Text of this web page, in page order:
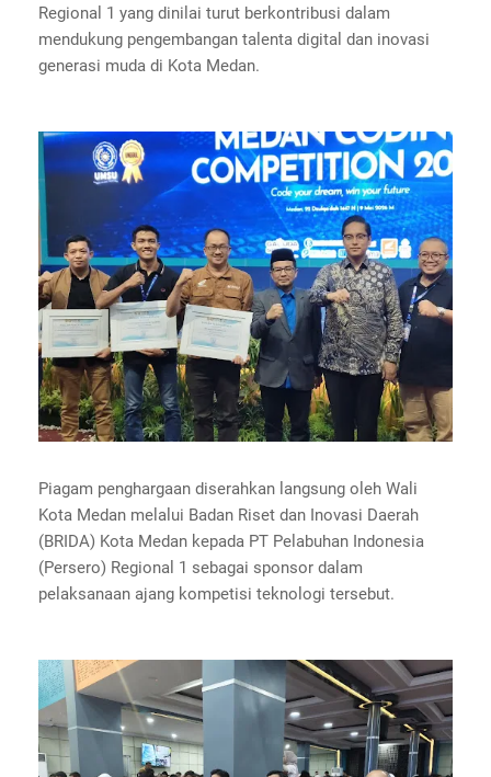
Regional 1 yang dinilai turut berkontribusi dalam
mendukung pengembangan talenta digital dan inovasi
generasi muda di Kota Medan.
Piagam penghargaan diserahkan langsung oleh Wali
Kota Medan melalui Badan Riset dan Inovasi Daerah
(BRIDA) Kota Medan kepada PT Pelabuhan Indonesia
(Persero) Regional 1 sebagai sponsor dalam
pelaksanaan ajang kompetisi teknologi tersebut.